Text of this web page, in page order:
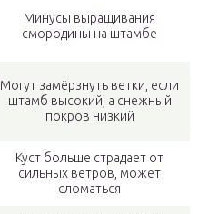
Минусы выращивания
смородины на штамбе
Могут замёрзнуть ветки, если
штамб высокий, а снежный
покров низкий
Куст больше страдает от
сильных ветров, может
сломаться